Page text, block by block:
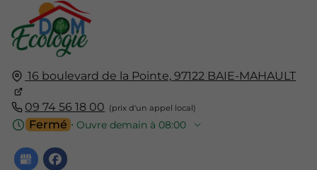
16 boulevard de la Pointe, 97122 BAIE-MAHAULT
09 74 56 18 00
Fermé ⋅ Ouvre demain à 08:00